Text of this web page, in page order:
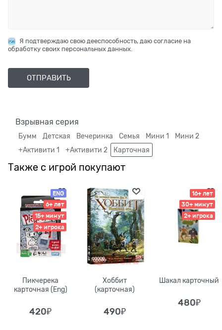
Я подтверждаю свою дееспособность, даю согласие на
обработку своих персональных данных.
Взрывная серия
Бумм Детская Вечеринка Семья Мини 1
Мини 2
+Активити 1
+Активити 2 Карточная
Также с игрой покупают
ENG
6+ лет
15+ минут
2+ игрока
Пикчерека
карточная (Eng)
420₽
Хоббит
(карточная)
490₽
16+ лет
30+ минут
2+ игрока
Шакал карточный
480₽